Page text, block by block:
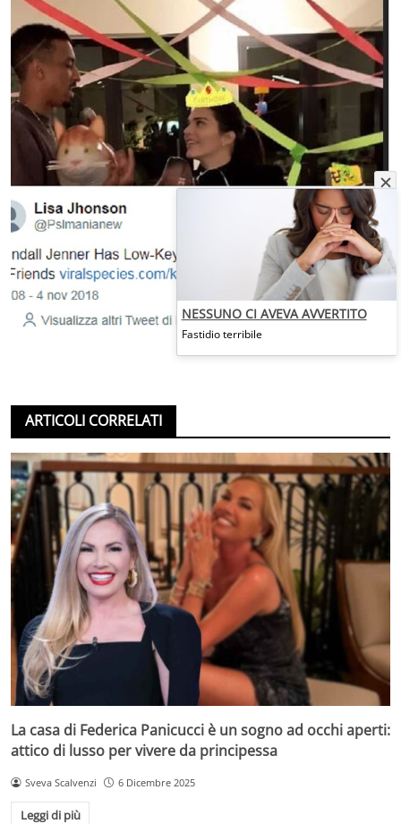
ARTICOLI CORRELATI
La casa di Federica Panicucci è un sogno ad occhi aperti:
attico di lusso per vivere da principessa
Sveva Scalvenzi 6 Dicembre 2025
Leggi di più
NESSUNO CI AVEVA AVVERTITO
Fastidio terribile